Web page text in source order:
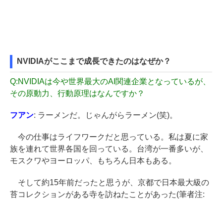
NVIDIAがここまで成長できたのはなぜか？
Q:NVIDIAは今や世界最大のAI関連企業となっているが、
その原動力、行動原理はなんですか？
フアン: ラーメンだ。じゃんがらラーメン(笑)。
今の仕事はライフワークだと思っている。私は夏に家
族を連れて世界各国を回っている。台湾が一番多いが、
モスクワやヨーロッパ、もちろん日本もある。
そして約15年前だったと思うが、京都で日本最大級の
苔コレクションがある寺を訪ねたことがあった(筆者注: